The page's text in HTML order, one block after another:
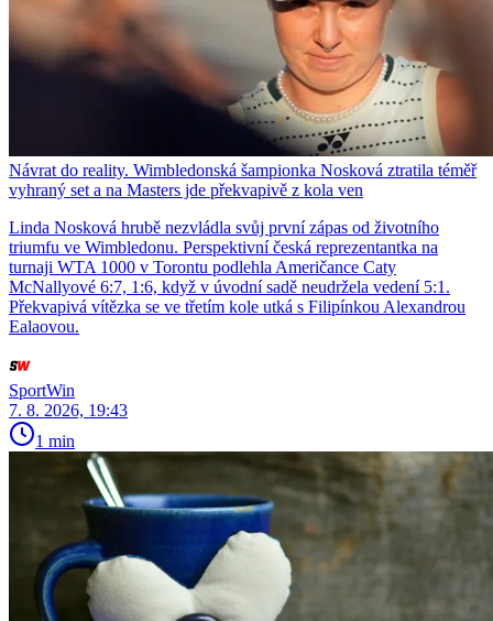
Návrat do reality. Wimbledonská šampionka Nosková ztratila téměř
vyhraný set a na Masters jde překvapivě z kola ven
Linda Nosková hrubě nezvládla svůj první zápas od životního
triumfu ve Wimbledonu. Perspektivní česká reprezentantka na
turnaji WTA 1000 v Torontu podlehla Američance Caty
McNallyové 6:7, 1:6, když v úvodní sadě neudržela vedení 5:1.
Překvapivá vítězka se ve třetím kole utká s Filipínkou Alexandrou
Ealaovou.
SportWin
7. 8. 2026, 19:43
1 min